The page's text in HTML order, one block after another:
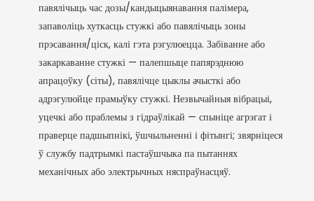
павялічыць час дозы/кандыцыянавання палімера,
запаволіць хуткасць стужкі або павялічыць зоны
прэсавання/ціск, калі гэта рэгулюецца. Забіванне або
закаркаванне стужкі — палепшыце папярэднюю
апрацоўку (сіты), павялічце цыклы ачысткі або
адрэгулюйце прамыўку стужкі. Незвычайныя вібрацыі,
уцечкі або праблемы з гідраўлікай — спыніце агрэгат і
праверце падшыпнікі, ўшчыльненні і фітынгі; звярніцеся
ў службу падтрымкі пастаўшчыка па пытаннях
механічных або электрычных няспраўнасцяў.